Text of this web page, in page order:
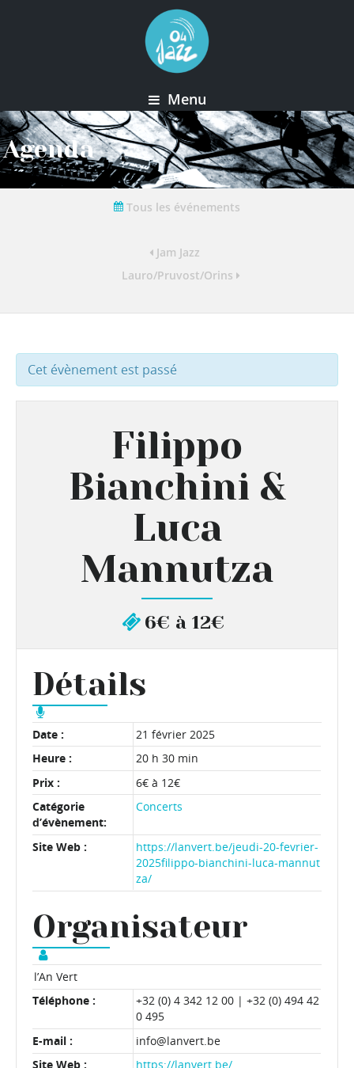
Menu
Agenda
Tous les événements
Jam Jazz
Lauro/Pruvost/Orins
Cet évènement est passé
Filippo
Bianchini &
Luca
Mannutza
6€ à 12€
Détails
Date :
21 février 2025
Heure :
20 h 30 min
Prix :
6€ à 12€
Catégorie
d’évènement:
Concerts
Site Web :
https://lanvert.be/jeudi-20-fevrier-
2025filippo-bianchini-luca-mannut
za/
Organisateur
l’An Vert
Téléphone :
+32 (0) 4 342 12 00 | +32 (0) 494 42
0 495
E-mail :
info@lanvert.be
Site Web :
https://lanvert.be/